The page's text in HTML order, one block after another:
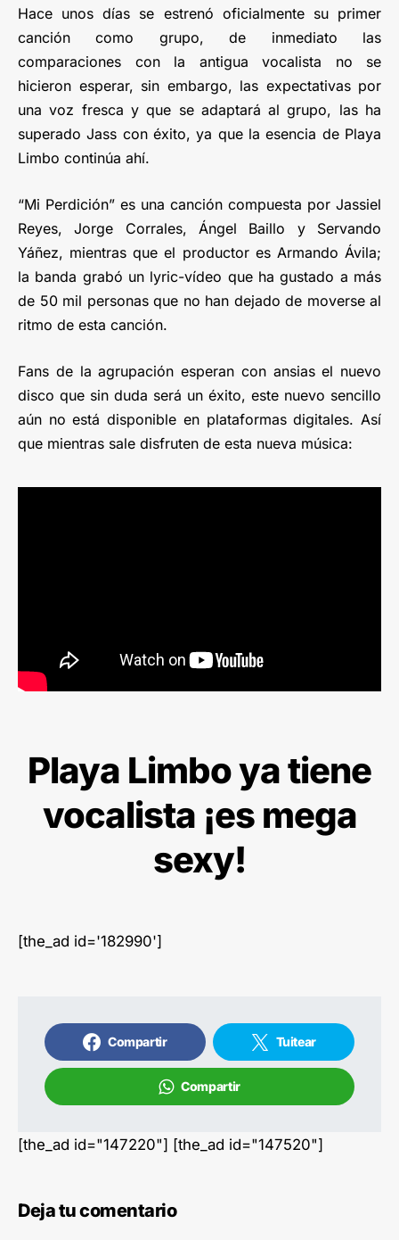
Hace unos días se estrenó oficialmente su primer
canción como grupo, de inmediato las
comparaciones con la antigua vocalista no se
hicieron esperar, sin embargo, las expectativas por
una voz fresca y que se adaptará al grupo, las ha
superado Jass con éxito, ya que la esencia de Playa
Limbo continúa ahí.
“Mi Perdición” es una canción compuesta por Jassiel
Reyes, Jorge Corrales, Ángel Baillo y Servando
Yáñez, mientras que el productor es Armando Ávila;
la banda grabó un lyric-vídeo que ha gustado a más
de 50 mil personas que no han dejado de moverse al
ritmo de esta canción.
Fans de la agrupación esperan con ansias el nuevo
disco que sin duda será un éxito, este nuevo sencillo
aún no está disponible en plataformas digitales. Así
que mientras sale disfruten de esta nueva música:
Playa Limbo ya tiene
vocalista ¡es mega
sexy!
[the_ad id='182990']
Compartir Tuitear
Compartir
[the_ad id="147220"] [the_ad id="147520"]
Deja tu comentario